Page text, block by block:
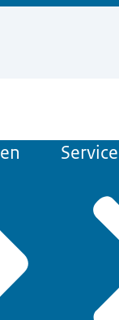
Service